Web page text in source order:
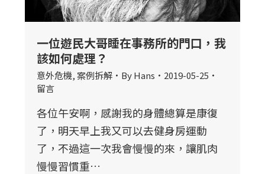
一位遊民大哥睡在事務所的門口，我
該如何處理？
意外危機,案例拆解 ByHans
2019-05-25
留言
各位午安啊，感謝我的身體總算是康復
了，明天早上我又可以去健身房運動
了，不過這一次我會慢慢的來，讓肌肉
慢慢習慣重…